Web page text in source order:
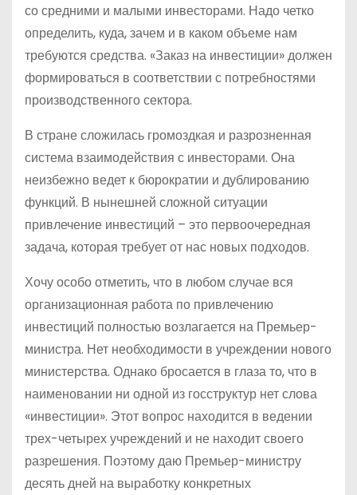
со средними и малыми инвесторами. Надо четко
определить, куда, зачем и в каком объеме нам
требуются средства. «Заказ на инвестиции» должен
формироваться в соответствии с потребностями
производственного сектора.
В стране сложилась громоздкая и разрозненная
система взаимодействия с инвесторами. Она
неизбежно ведет к бюрократии и дублированию
функций. В нынешней сложной ситуации
привлечение инвестиций – это первоочередная
задача, которая требует от нас новых подходов.
Хочу особо отметить, что в любом случае вся
организационная работа по привлечению
инвестиций полностью возлагается на Премьер-
министра. Нет необходимости в учреждении нового
министерства. Однако бросается в глаза то, что в
наименовании ни одной из госструктур нет слова
«инвестиции». Этот вопрос находится в ведении
трех-четырех учреждений и не находит своего
разрешения. Поэтому даю Премьер-министру
десять дней на выработку конкретных